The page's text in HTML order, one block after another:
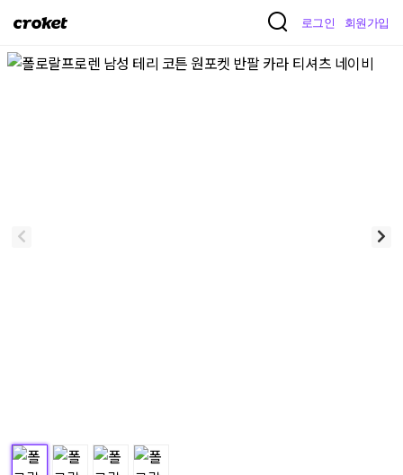
크
켓
로그인 회원가입